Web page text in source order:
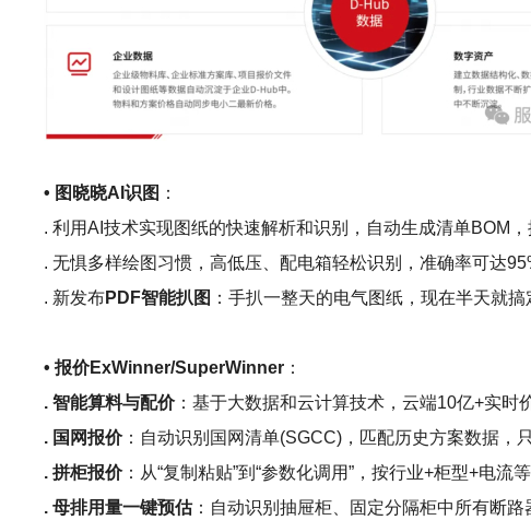
• 图晓晓AI识图 ：
. 利用AI技术实现图纸的快速解析和识别，自动生成清单BOM，
. 无惧多样绘图习惯，高低压、配电箱轻松识别，准确率可达
. 新发布PDF智能扒图 ：手扒一整天的电气图纸，现在半天就
• 报价ExWinner/SuperWinner ：
. 智能算料与配价：基于大数据和云计算技术，云端10亿+实时
. 国网报价：自动识别国网清单(SGCC)，匹配历史方案数据，
. 拼柜报价：从“复制粘贴”到“参数化调用”，按行业+柜型+电
. 母排用量一键预估：自动识别抽屉柜、固定分隔柜中所有断